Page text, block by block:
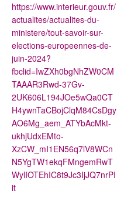
https://www.interieur.gouv.fr/
actualites/actualites-du-
ministere/tout-savoir-sur-
elections-europeennes-de-
juin-2024?
fbclid=IwZXh0bgNhZW0CM
TAAAR3Rwd-37Gv-
2UK606L194JOe5wQa0CT
H4ywnTaCBojClqM84CsDgy
AO6Mg_aem_ATYbAcMkt-
ukhjUdxEMto-
XzCW_mI1EN56q7iV8WCn
N5YgTW1ekqFMngemRwT
WylIOTEhIC8t9Jc3IjJQ7nrPI
it